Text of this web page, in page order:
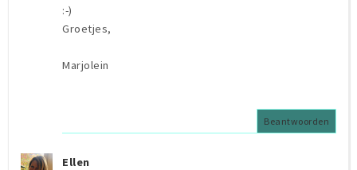
:-)
Groetjes,
Marjolein
Beantwoorden
Ellen